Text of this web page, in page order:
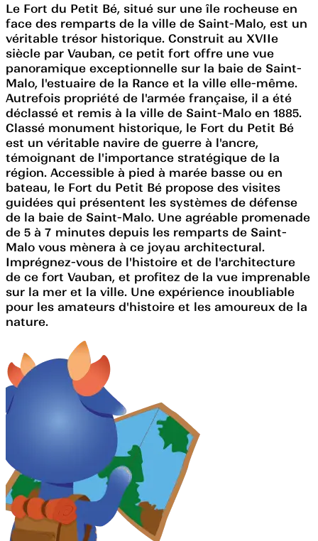
Le Fort du Petit Bé, situé sur une île rocheuse en
face des remparts de la ville de Saint-Malo, est un
véritable trésor historique. Construit au XVIIe
siècle par Vauban, ce petit fort offre une vue
panoramique exceptionnelle sur la baie de Saint-
Malo, l'estuaire de la Rance et la ville elle-même.
Autrefois propriété de l'armée française, il a été
déclassé et remis à la ville de Saint-Malo en 1885.
Classé monument historique, le Fort du Petit Bé
est un véritable navire de guerre à l'ancre,
témoignant de l'importance stratégique de la
région. Accessible à pied à marée basse ou en
bateau, le Fort du Petit Bé propose des visites
guidées qui présentent les systèmes de défense
de la baie de Saint-Malo. Une agréable promenade
de 5 à 7 minutes depuis les remparts de Saint-
Malo vous mènera à ce joyau architectural.
Imprégnez-vous de l'histoire et de l'architecture
de ce fort Vauban, et profitez de la vue imprenable
sur la mer et la ville. Une expérience inoubliable
pour les amateurs d'histoire et les amoureux de la
nature.